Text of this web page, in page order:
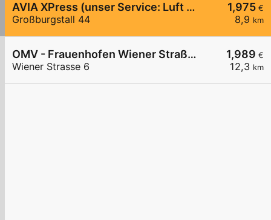
1,975 €
8,9 km
AVIA XPress (unser Service: Luft und Wasser)
Großburgstall 44
1,989 €
12,3 km
OMV - Frauenhofen Wiener Straße 6
Wiener Strasse 6